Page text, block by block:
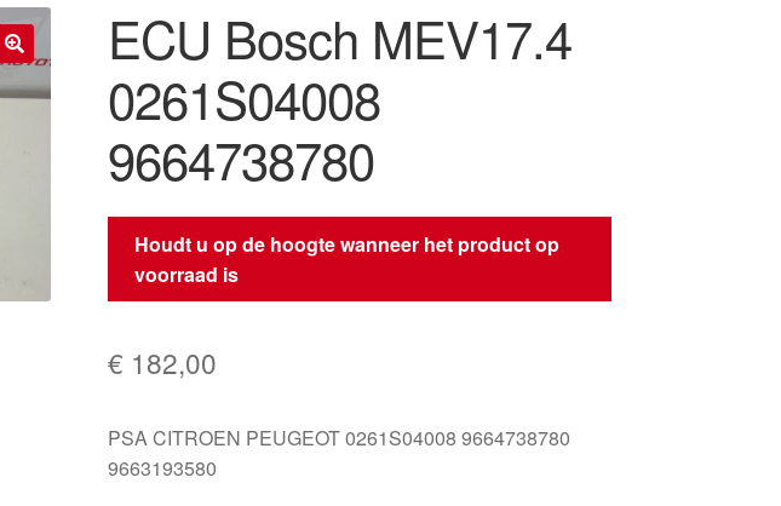
ECU Bosch MEV17.4
0261S04008
9664738780
Houdt u op de hoogte wanneer het product op
voorraad is
€ 182,00
PSA CITROEN PEUGEOT 0261S04008 9664738780
9663193580